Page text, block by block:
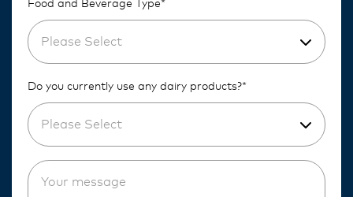
Food and Beverage Type*
Please Select
Do you currently use any dairy products?*
Please Select